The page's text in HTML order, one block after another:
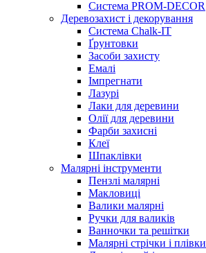
Система PROM-DECOR
Деревозахист і декорування
Система Chalk-IT
Ґрунтовки
Засоби захисту
Емалі
Імпрегнати
Лазурі
Лаки для деревини
Олії для деревини
Фарби захисні
Клеї
Шпаклівки
Малярні інструменти
Пензлі малярні
Макловиці
Валики малярні
Ручки для валиків
Ванночки та решітки
Малярні стрічки і плівки